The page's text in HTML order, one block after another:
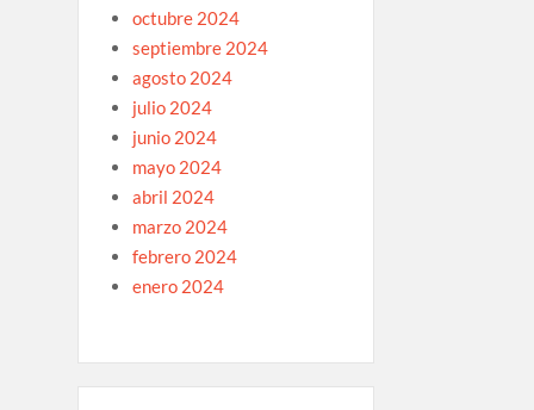
octubre 2024
septiembre 2024
agosto 2024
julio 2024
junio 2024
mayo 2024
abril 2024
marzo 2024
febrero 2024
enero 2024